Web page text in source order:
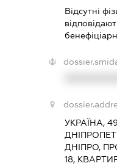
Відсутні
УКРАЇНА,
ДНІПРО,
18,